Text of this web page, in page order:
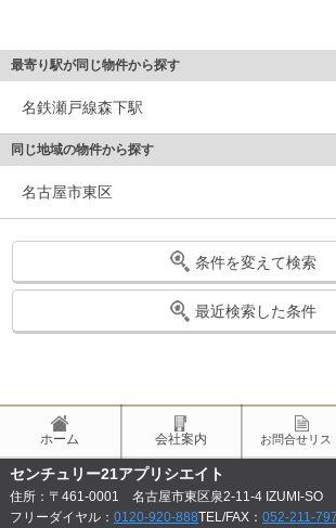
最寄り駅が同じ物件から探す
名鉄瀬戸線森下駅
同じ地域の物件から探す
名古屋市東区
条件を変えて検索
最近検索した条件
ホーム 会社案内 お問合せリス
センチュリー21アプリシエイト
住所：〒461-0001 名古屋市東区泉2-11-4 IZUMI-SO
フリーダイヤル： 0120-920-888TEL/FAX： 052-211-